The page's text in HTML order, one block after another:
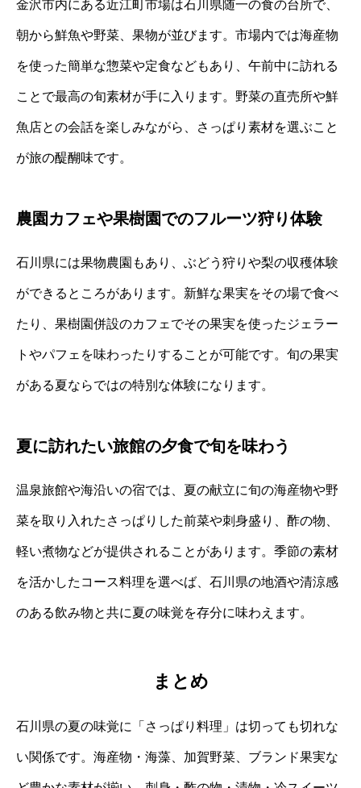
金沢市内にある近江町市場は石川県随一の食の台所で、
朝から鮮魚や野菜、果物が並びます。市場内では海産物
を使った簡単な惣菜や定食などもあり、午前中に訪れる
ことで最高の旬素材が手に入ります。野菜の直売所や鮮
魚店との会話を楽しみながら、さっぱり素材を選ぶこと
が旅の醍醐味です。
農園カフェや果樹園でのフルーツ狩り体験
石川県には果物農園もあり、ぶどう狩りや梨の収穫体験
ができるところがあります。新鮮な果実をその場で食べ
たり、果樹園併設のカフェでその果実を使ったジェラー
トやパフェを味わったりすることが可能です。旬の果実
がある夏ならではの特別な体験になります。
夏に訪れたい旅館の夕食で旬を味わう
温泉旅館や海沿いの宿では、夏の献立に旬の海産物や野
菜を取り入れたさっぱりした前菜や刺身盛り、酢の物、
軽い煮物などが提供されることがあります。季節の素材
を活かしたコース料理を選べば、石川県の地酒や清涼感
のある飲み物と共に夏の味覚を存分に味わえます。
まとめ
石川県の夏の味覚に「さっぱり料理」は切っても切れな
い関係です。海産物・海藻、加賀野菜、ブランド果実な